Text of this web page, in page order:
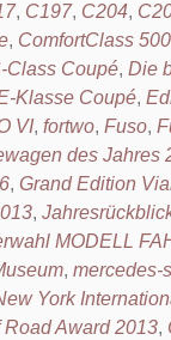
, C197, C204,
, ComfortClass 500
Class Coupé, Die
Klasse Coupé,
VI, fortwo, Fuso,
des Jahres
, Grand Edition
,
MODELL
, mercedes-
York
Road Award 2013,